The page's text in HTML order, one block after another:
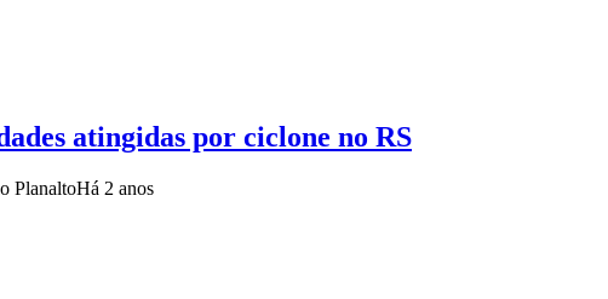
atingidas por ciclone no RS
PlanaltoHá 2 anos